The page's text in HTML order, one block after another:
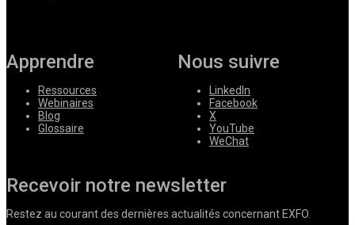
Apprendre
Ressources
Webinaires
Blog
Glossaire
Nous suivre
LinkedIn
Facebook
X
YouTube
WeChat
Recevoir notre newsletter
Restez au courant des dernières actualités concernant EXFO.